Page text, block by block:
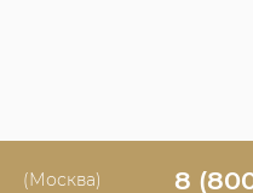
(Москва) 8